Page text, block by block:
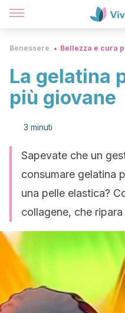
Benessere Bellezza e cura
La gelatina
più giovane
3 minuti
Sapevate che un
consumare gelatina
una pelle elastica?
collagene, che ripara